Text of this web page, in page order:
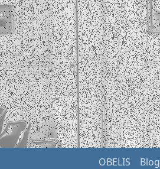
OBELIS Blog